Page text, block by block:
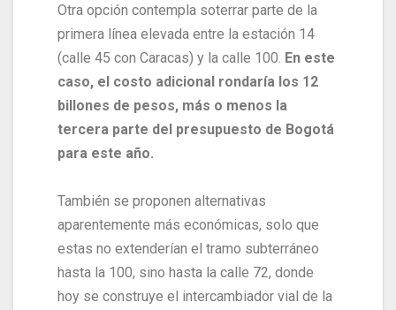
Otra opción contempla soterrar parte de la
primera línea elevada entre la estación 14
(calle 45 con Caracas) y la calle 100. En este
caso, el costo adicional rondaría los 12
billones de pesos, más o menos la
tercera parte del presupuesto de Bogotá
para este año.
También se proponen alternativas
aparentemente más económicas, solo que
estas no extenderían el tramo subterráneo
hasta la 100, sino hasta la calle 72, donde
hoy se construye el intercambiador vial de la